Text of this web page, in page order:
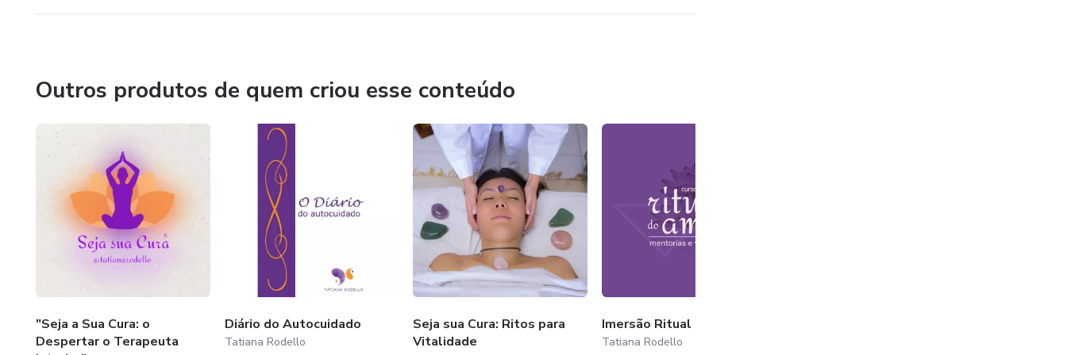
Outros produtos de quem criou esse conteúdo
"Seja a Sua Cura: o
Despertar o Terapeuta
Diário do Autocuidado
Tatiana Rodello
Seja sua Cura: Ritos para
Vitalidade
Imersão Ritual do Amor
Tatiana Rodello